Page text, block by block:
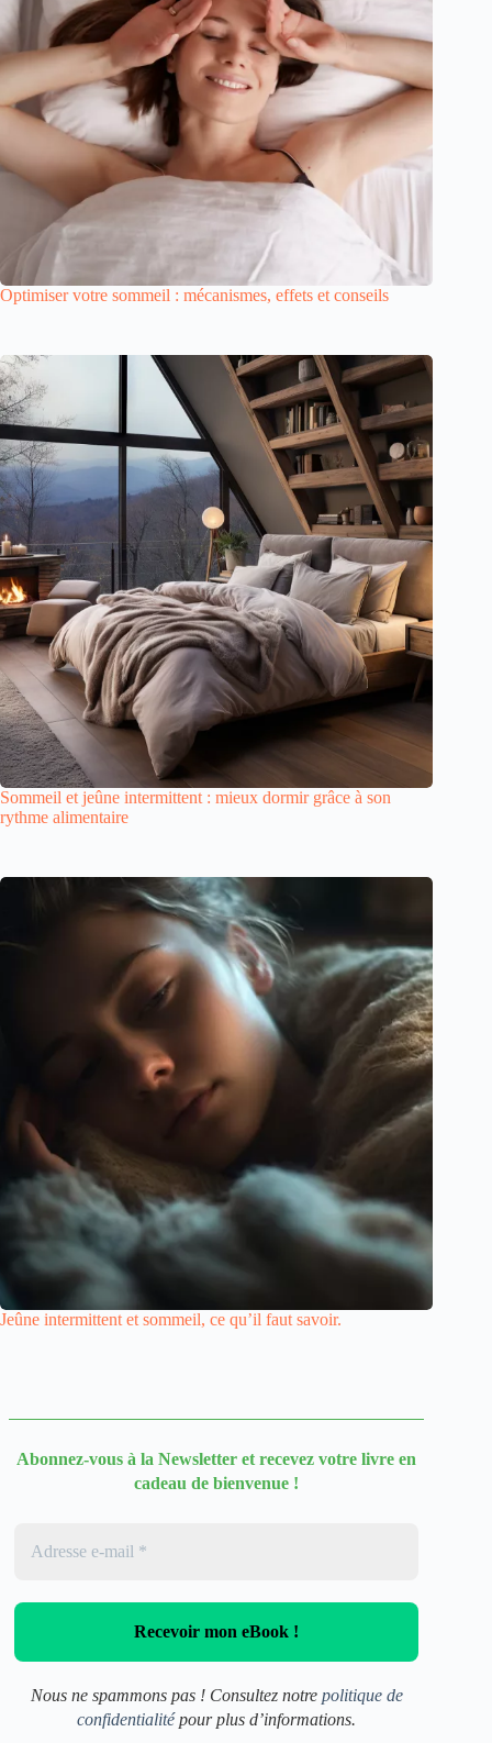
Optimiser votre sommeil : mécanismes, effets et conseils
Sommeil et jeûne intermittent : mieux dormir grâce à son
rythme alimentaire
Jeûne intermittent et sommeil, ce qu’il faut savoir.
Abonnez-vous à la Newsletter et recevez votre livre en
cadeau de bienvenue !
Nous ne spammons pas ! Consultez notre politique de
confidentialitépour plus d’informations.